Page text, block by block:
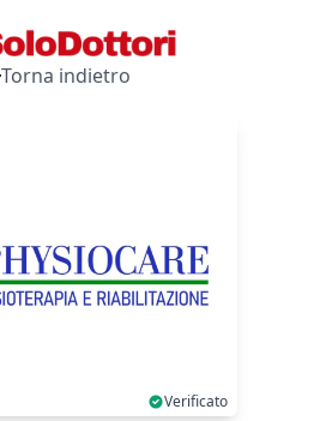
Torna indietro
Verificato